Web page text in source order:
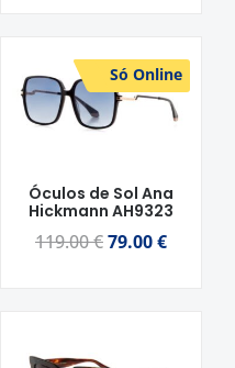
Só Online
Óculos de Sol Ana
Hickmann AH9323
119.00€
preço
original
79.00€
preço
atual